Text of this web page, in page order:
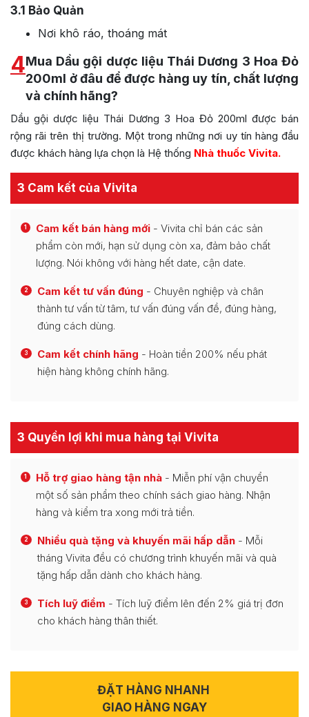
3.1 Bảo Quản
Nơi khô ráo, thoáng mát
4Mua Dầu gội dược liệu Thái Dương 3 Hoa Đỏ
200ml ở đâu để được hàng uy tín, chất lượng
và chính hãng?
Dầu gội dược liệu Thái Dương 3 Hoa Đỏ 200ml được bán
rộng rãi trên thị trường. Một trong những nơi uy tín hàng đầu
được khách hàng lựa chọn là Hệ thống Nhà thuốc Vivita.
3 Cam kết của Vivita
1 Cam kết bán hàng mới - Vivita chỉ bán các sản
phẩm còn mới, hạn sử dụng còn xa, đảm bảo chất
lượng. Nói không với hàng hết date, cận date.
2 Cam kết tư vấn đúng - Chuyên nghiệp và chân
thành tư vấn từ tâm, tư vấn đúng vấn đề, đúng hàng,
đúng cách dùng.
3 Cam kết chính hãng - Hoàn tiền 200% nếu phát
hiện hàng không chính hãng.
3 Quyền lợi khi mua hàng tại Vivita
1 Hỗ trợ giao hàng tận nhà - Miễn phí vận chuyển
một số sản phẩm theo chính sách giao hàng. Nhận
hàng và kiểm tra xong mới trả tiền.
2 Nhiều quà tặng và khuyến mãi hấp dẫn - Mỗi
tháng Vivita đều có chương trình khuyến mãi và quà
tặng hấp dẫn dành cho khách hàng.
3 Tích luỹ điểm - Tích luỹ điểm lên đến 2% giá trị đơn
cho khách hàng thân thiết.
ĐẶT HÀNG NHANH
GIAO HÀNG NGAY